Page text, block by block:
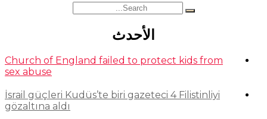
Search
for:
الأحدث
Church of England failed to protect kids from
sex abuse
İsrail güçleri Kudüs’te biri gazeteci 4 Filistinliyi
gözaltına aldı